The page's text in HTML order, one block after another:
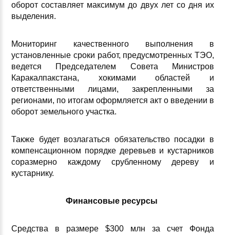
оборот составляет максимум до двух лет со дня их
выделения.
Мониторинг качественного выполнения в
установленные сроки работ, предусмотренных ТЭО,
ведется Председателем Совета Министров
Каракалпакстана, хокимами областей и
ответственными лицами, закрепленными за
регионами, по итогам оформляется акт о введении в
оборот земельного участка.
Также будет возлагаться обязательство посадки в
компенсационном порядке деревьев и кустарников
соразмерно каждому срубленному дереву и
кустарнику.
Финансовые ресурсы
Средства в размере $300 млн за счет Фонда